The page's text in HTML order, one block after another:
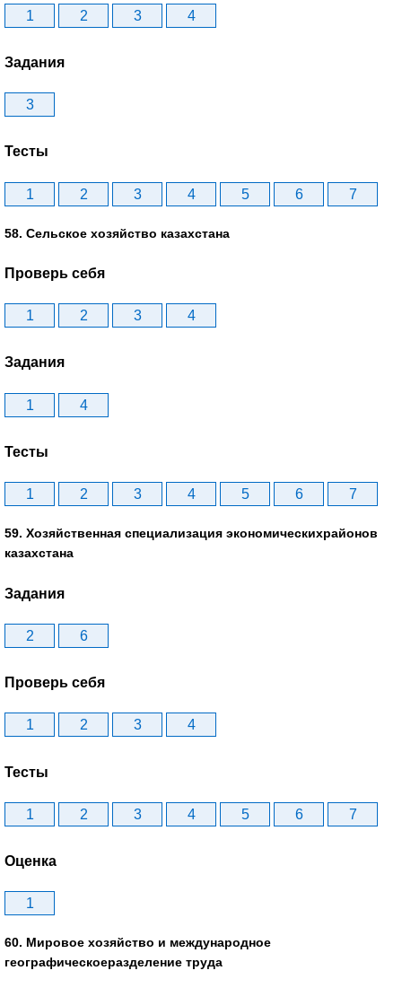
1 2 3 4
Задания
3
Тесты
1 2 3 4 5 6 7
58. Сельское хозяйство казахстана
Проверь себя
1 2 3 4
Задания
1 4
Тесты
1 2 3 4 5 6 7
59. Хозяйственная специализация экономическихрайонов
казахстана
Задания
2 6
Проверь себя
1 2 3 4
Тесты
1 2 3 4 5 6 7
Оценка
1
60. Мировое хозяйство и международное
географическоеразделение труда